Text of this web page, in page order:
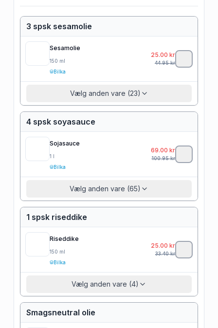
3 spsk sesamolie
Sesamolie
150 ml
Bilka
25.00 kr
44.95kr
Vælg anden vare (23)
4 spsk soyasauce
Sojasauce
1 l
Bilka
69.00 kr
100.95kr
Vælg anden vare (65)
1 spsk riseddike
Riseddike
150 ml
Bilka
25.00 kr
33.40kr
Vælg anden vare (4)
Smagsneutral olie